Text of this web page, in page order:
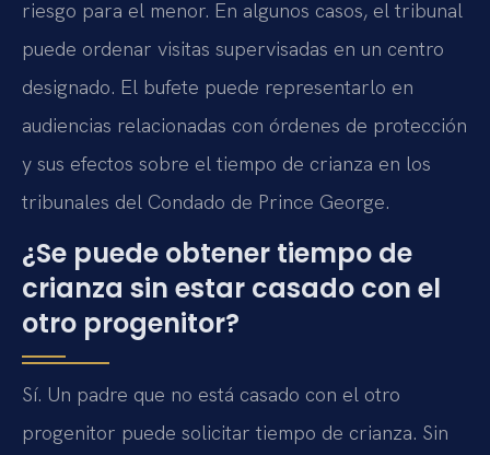
riesgo para el menor. En algunos casos, el tribunal
puede ordenar visitas supervisadas en un centro
designado. El bufete puede representarlo en
audiencias relacionadas con órdenes de protección
y sus efectos sobre el tiempo de crianza en los
tribunales del Condado de Prince George.
¿Se puede obtener tiempo de
crianza sin estar casado con el
otro progenitor?
Sí. Un padre que no está casado con el otro
progenitor puede solicitar tiempo de crianza. Sin